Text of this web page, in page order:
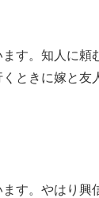
す。知人に頼
ときに嫁と友
す。やはり興